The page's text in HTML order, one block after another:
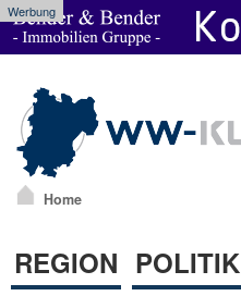
Werbung
Home
REGION POLITIK